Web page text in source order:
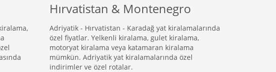
Hırvatistan & Montenegro
Adriyatik - Hırvatistan - Karadağ yat kiralamalarında
özel fiyatlar. Yelkenli kiralama, gulet kiralama,
motoryat kiralama veya katamaran kiralama
mümkün. Adriyatik yat kiralamalarında özel
indirimler ve özel rotalar.